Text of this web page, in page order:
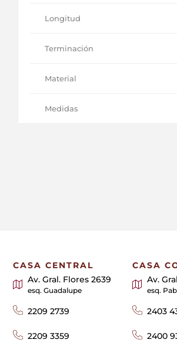
Longitud
Terminación
Material
Medidas
CASA CENTRAL
Av. Gral. Flores 2639
esq. Guadalupe
2209 2739
2209 3359
CASA
Av.
esq.
2403
2400